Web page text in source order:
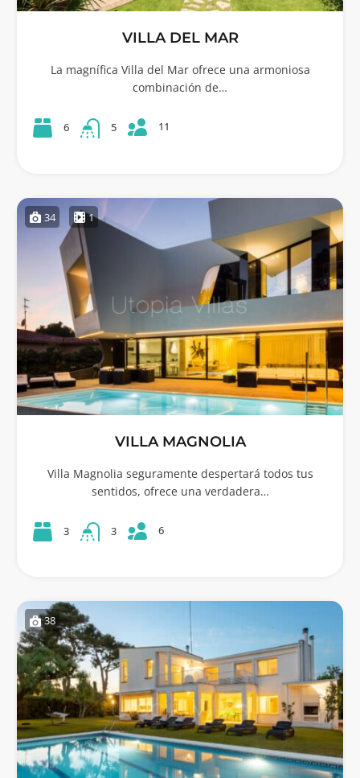
VILLA DEL MAR
La magnífica Villa del Mar ofrece una armoniosa
combinación de…
6 5 11
34 1
VILLA MAGNOLIA
Villa Magnolia seguramente despertará todos tus
sentidos, ofrece una verdadera…
3 3 6
38